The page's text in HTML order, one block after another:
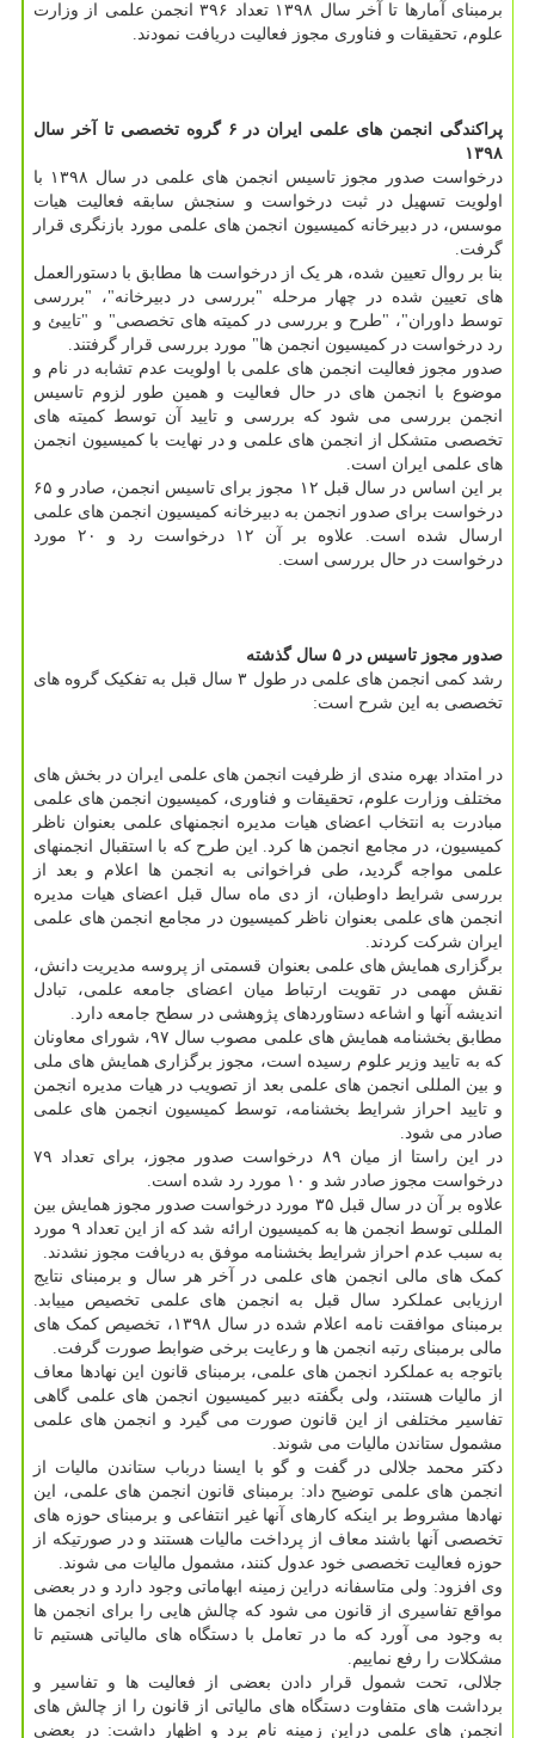
برمبنای آمارها تا آخر سال ۱۳۹۸ تعداد ۳۹۶ انجمن علمی از وزارت
علوم، تحقیقات و فناوری مجوز فعالیت دریافت نمودند.
پراکندگی انجمن های علمی ایران در ۶ گروه تخصصی تا آخر سال
۱۳۹۸
درخواست صدور مجوز تاسیس انجمن های علمی در سال ۱۳۹۸ با
اولویت تسهیل در ثبت درخواست و سنجش سابقه فعالیت هیات
موسس، در دبیرخانه کمیسیون انجمن های علمی مورد بازنگری قرار
گرفت.
بنا بر روال تعیین شده، هر یک از درخواست ها مطابق با دستورالعمل
های تعیین شده در چهار مرحله "بررسی در دبیرخانه"، "بررسی
توسط داوران"، "طرح و بررسی در کمیته های تخصصی" و "تاییئ و
رد درخواست در کمیسیون انجمن ها" مورد بررسی قرار گرفتند.
صدور مجوز فعالیت انجمن های علمی با اولویت عدم تشابه در نام و
موضوع با انجمن های در حال فعالیت و همین طور لزوم تاسیس
انجمن بررسی می شود که بررسی و تایید آن توسط کمیته های
تخصصی متشکل از انجمن های علمی و در نهایت با کمیسیون انجمن
های علمی ایران است.
بر این اساس در سال قبل ۱۲ مجوز برای تاسیس انجمن، صادر و ۶۵
درخواست برای صدور انجمن به دبیرخانه کمیسیون انجمن های علمی
ارسال شده است. علاوه بر آن ۱۲ درخواست رد و ۲۰ مورد
درخواست در حال بررسی است.
صدور مجوز تاسیس در ۵ سال گذشته
رشد کمی انجمن های علمی در طول ۳ سال قبل به تفکیک گروه های
تخصصی به این شرح است:
در امتداد بهره مندی از ظرفیت‎ انجمن های علمی ایران در بخش های
مختلف وزارت علوم، تحقیقات و فناوری، کمیسیون انجمن های علمی
مبادرت به انتخاب اعضای هیات مدیره انجمن‎های علمی بعنوان ناظر
کمیسیون، در مجامع انجمن ها کرد. این طرح که با استقبال انجمن‎های
علمی مواجه گردید، طی فراخوانی به انجمن ها اعلام و بعد از
بررسی شرایط داوطبان، از دی ماه سال قبل اعضای هیات مدیره
انجمن های علمی بعنوان ناظر کمیسیون در مجامع انجمن های علمی
ایران شرکت کردند.
برگزاری همایش های علمی بعنوان قسمتی از پروسه مدیریت دانش،
نقش مهمی در تقویت ارتباط میان اعضای جامعه علمی، تبادل
اندیشه آنها و اشاعه دستاوردهای پژوهشی در سطح جامعه دارد.
مطابق بخشنامه همایش های علمی مصوب سال ۹۷، شورای معاونان
که به تایید وزیر علوم رسیده است، مجوز برگزاری همایش های ملی
و بین المللی انجمن های علمی بعد از تصویب در هیات مدیره انجمن
و تایید احراز شرایط بخشنامه، توسط کمیسیون انجمن های علمی
صادر می شود.
در این راستا از میان ۸۹ درخواست صدور مجوز، برای تعداد ۷۹
درخواست مجوز صادر شد و ۱۰ مورد رد شده است.
علاوه بر آن در سال قبل ۳۵ مورد درخواست صدور مجوز همایش بین
المللی توسط انجمن ها به کمیسیون ارائه شد که از این تعداد ۹ مورد
به سبب عدم احراز شرایط بخشنامه موفق به دریافت مجوز نشدند.
کمک های مالی انجمن های علمی در آخر هر سال و برمبنای نتایج
ارزیابی عملکرد سال قبل به انجمن های علمی تخصیص می‎یابد.
برمبنای موافقت نامه اعلام شده در سال ۱۳۹۸، تخصیص کمک های
مالی برمبنای رتبه انجمن ها و رعایت برخی ضوابط صورت گرفت.
باتوجه به عملکرد انجمن های علمی، برمبنای قانون این نهادها معاف
از مالیات هستند، ولی بگفته دبیر کمیسیون انجمن های علمی گاهی
تفاسیر مختلفی از این قانون صورت می گیرد و انجمن های علمی
مشمول ستاندن مالیات می شوند.
دکتر محمد جلالی در گفت و گو با ایسنا درباب ستاندن مالیات از
انجمن های علمی توضیح داد: برمبنای قانون انجمن های علمی، این
نهادها مشروط بر اینکه کارهای آنها غیر انتفاعی و برمبنای حوزه های
تخصصی آنها باشند معاف از پرداخت مالیات هستند و در صورتیکه از
حوزه فعالیت تخصصی خود عدول کنند، مشمول مالیات می شوند.
وی افزود: ولی متاسفانه دراین زمینه ابهاماتی وجود دارد و در بعضی
مواقع تفاسیری از قانون می شود که چالش هایی را برای انجمن ها
به وجود می آورد که ما در تعامل با دستگاه های مالیاتی هستیم تا
مشکلات را رفع نماییم.
جلالی، تحت شمول قرار دادن بعضی از فعالیت ها و تفاسیر و
برداشت های متفاوت دستگاه های مالیاتی از قانون را از چالش های
انجمن های علمی دراین زمینه نام برد و اظهار داشت: در بعضی